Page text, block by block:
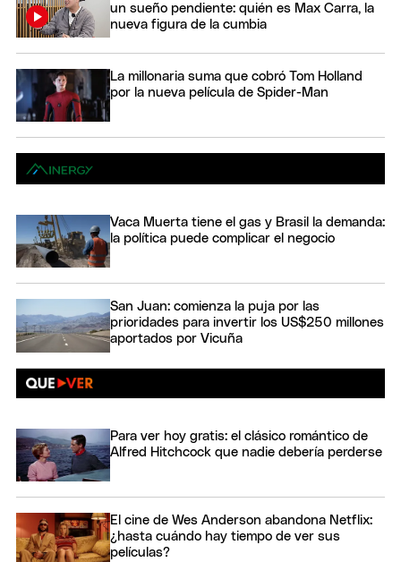
un sueño pendiente: quién es Max Carra, la
nueva figura de la cumbia
La millonaria suma que cobró Tom Holland
por la nueva película de Spider-Man
Vaca Muerta tiene el gas y Brasil la demanda:
la política puede complicar el negocio
San Juan: comienza la puja por las
prioridades para invertir los US$250 millones
aportados por Vicuña
Para ver hoy gratis: el clásico romántico de
Alfred Hitchcock que nadie debería perderse
El cine de Wes Anderson abandona Netflix:
¿hasta cuándo hay tiempo de ver sus
películas?